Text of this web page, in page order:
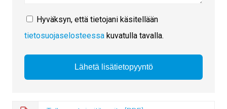
Hyväksyn, että tietojani käsitellään
tietosuojaselosteessa kuvatulla tavalla.